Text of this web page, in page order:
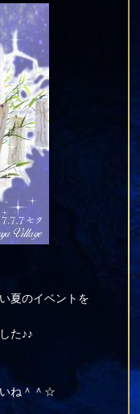
夏のイベントを
た♪♪
ね＾＾☆